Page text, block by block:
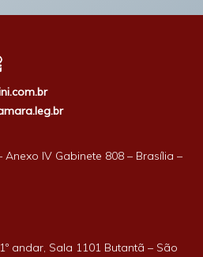
IV Gabinete 808 – Brasília –
andar, Sala 1101 Butantã – São